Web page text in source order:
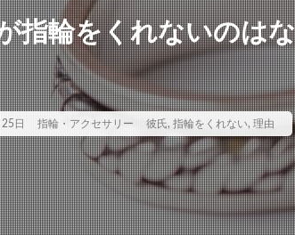
指輪をくれないのは
日 指輪・アクセサリー 彼氏, 指輪をくれない, 理由